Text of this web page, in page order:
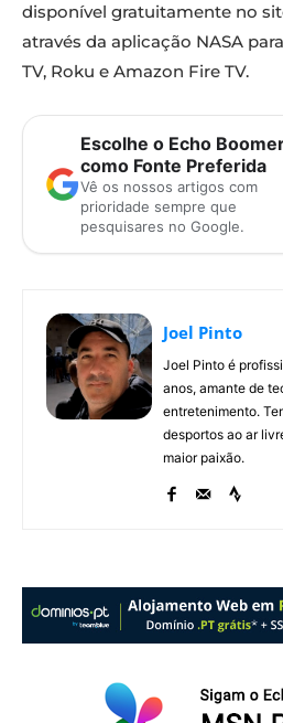
disponível gratuitamente no
através da aplicação NASA
TV, Roku e Amazon Fire TV.
Escolhe o Echo
como Fonte Preferida
Vê os nossos artigos com
prioridade sempre que
pesquisares no Google.
Joel Pinto
Joel Pinto é
anos, amante de
entretenimento.
desportos ao ar
maior paixão.